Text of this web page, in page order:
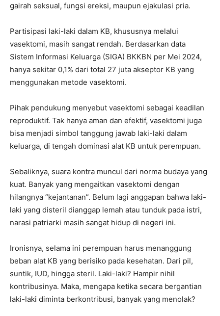
gairah seksual, fungsi ereksi, maupun ejakulasi pria.
Partisipasi laki-laki dalam KB, khususnya melalui
vasektomi, masih sangat rendah. Berdasarkan data
Sistem Informasi Keluarga (SIGA) BKKBN per Mei 2024,
hanya sekitar 0,1% dari total 27 juta akseptor KB yang
menggunakan metode vasektomi.
Pihak pendukung menyebut vasektomi sebagai keadilan
reproduktif. Tak hanya aman dan efektif, vasektomi juga
bisa menjadi simbol tanggung jawab laki-laki dalam
keluarga, di tengah dominasi alat KB untuk perempuan.
Sebaliknya, suara kontra muncul dari norma budaya yang
kuat. Banyak yang mengaitkan vasektomi dengan
hilangnya “kejantanan”. Belum lagi anggapan bahwa laki-
laki yang disteril dianggap lemah atau tunduk pada istri,
narasi patriarki masih sangat hidup di negeri ini.
Ironisnya, selama ini perempuan harus menanggung
beban alat KB yang berisiko pada kesehatan. Dari pil,
suntik, IUD, hingga steril. Laki-laki? Hampir nihil
kontribusinya. Maka, mengapa ketika secara bergantian
laki-laki diminta berkontribusi, banyak yang menolak?